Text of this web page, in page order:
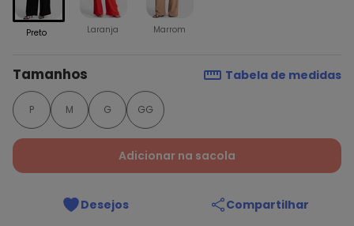
Preto Laranja Marrom
Tamanhos Tabela de medidas
P M G GG
Adicionar na sacola
Desejos Compartilhar